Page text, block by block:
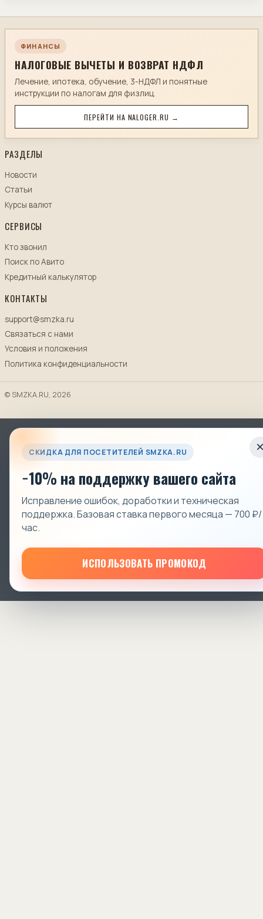
ФИНАНСЫ
НАЛОГОВЫЕ ВЫЧЕТЫ И ВОЗВРАТ НДФЛ
Лечение, ипотека, обучение, 3-НДФЛ и понятные
инструкции по налогам для физлиц.
ПЕРЕЙТИ НА NALOGER.RU →
РАЗДЕЛЫ
Новости
Статьи
Курсы валют
СЕРВИСЫ
Кто звонил
Поиск по Авито
Кредитный калькулятор
КОНТАКТЫ
support@smzka.ru
Связаться с нами
Условия и положения
Политика конфиденциальности
© SMZKA.RU, 2026
СКИДКА ДЛЯ ПОСЕТИТЕЛЕЙ SMZKA.RU
−10% на поддержку вашего сайта
Исправление ошибок, доработки и техническая
поддержка. Базовая ставка первого месяца — 700 ₽/
час.
ИСПОЛЬЗОВАТЬ ПРОМОКОД